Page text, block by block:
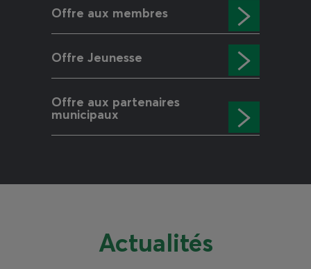
Offre aux membres
Offre Jeunesse
Offre aux partenaires
municipaux
Actualités